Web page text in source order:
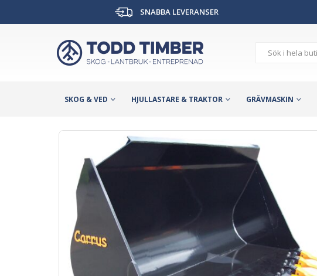
SNABBA LEVERANSER
SKOG & VED HJULLASTARE & TRAKTOR GRÄVMASKIN